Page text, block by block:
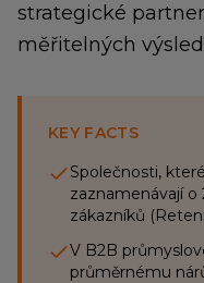
strategické
měřitelných
KEY FACTS
Společnosti,
zaznamenávají o
zákazníků
V B2B
průměrnému